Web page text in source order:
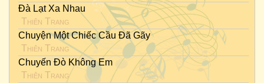
Đà Lạt Xa Nhau
Thiên Trang
Chuyện Một Chiếc Cầu Đã Gãy
Thiên Trang
Chuyến Đò Không Em
Thiên Trang